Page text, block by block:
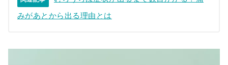
みがあとから出る理由とは